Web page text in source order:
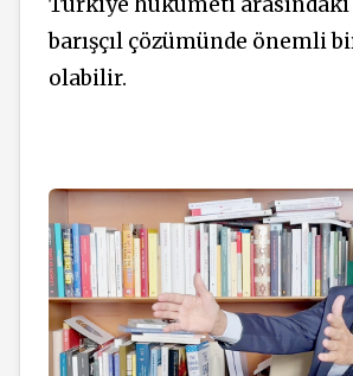
barışçıl çözümünde önemli
olabilir.